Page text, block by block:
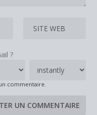
?
commentaire.